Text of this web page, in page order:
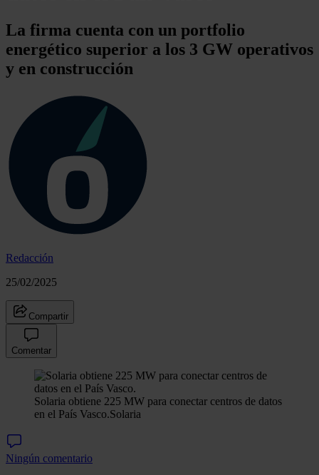
La firma cuenta con un portfolio
energético superior a los 3 GW operativos
y en construcción
Redacción
25/02/2025
Compartir
Comentar
Solaria obtiene 225 MW para conectar centros de datos
en el País Vasco.Solaria
Ningún comentario